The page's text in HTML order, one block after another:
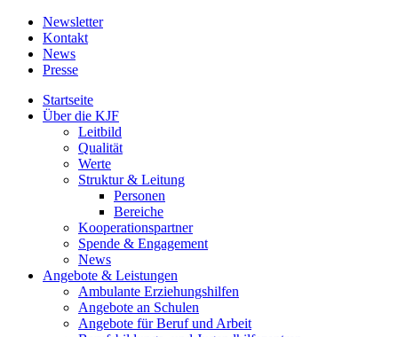
Newsletter
Kontakt
News
Presse
Startseite
Über die KJF
Leitbild
Qualität
Werte
Struktur & Leitung
Personen
Bereiche
Kooperationspartner
Spende & Engagement
News
Angebote & Leistungen
Ambulante Erziehungshilfen
Angebote an Schulen
Angebote für Beruf und Arbeit